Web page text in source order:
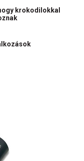
krokodilokkal